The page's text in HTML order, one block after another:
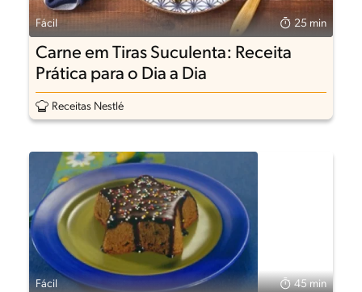
Fácil 25 min
Carne em Tiras Suculenta: Receita
Prática para o Dia a Dia
Receitas Nestlé
Fácil 45 min